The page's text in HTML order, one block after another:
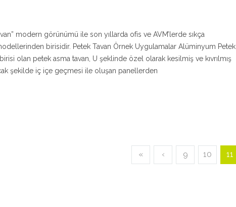
modern görünümü ile son yıllarda ofis ve AVM’lerde sıkça
birisidir. Petek Tavan Örnek Uygulamalar Alüminyum Petek
olan petek asma tavan, U şeklinde özel olarak kesilmiş ve kıvrılmış
şekilde iç içe geçmesi ile oluşan panellerden
« ‹ 9 10 11